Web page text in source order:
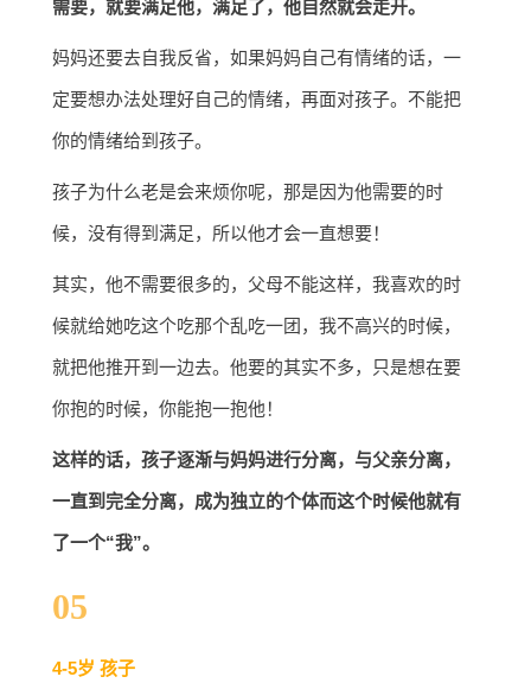
需要，就要满足他，满足了，他自然就会走开。
妈妈还要去自我反省，如果妈妈自己有情绪的话，一
定要想办法处理好自己的情绪，再面对孩子。不能把
你的情绪给到孩子。
孩子为什么老是会来烦你呢，那是因为他需要的时
候，没有得到满足，所以他才会一直想要！
其实，他不需要很多的，父母不能这样，我喜欢的时
候就给她吃这个吃那个乱吃一团，我不高兴的时候，
就把他推开到一边去。他要的其实不多，只是想在要
你抱的时候，你能抱一抱他！
这样的话，孩子逐渐与妈妈进行分离，与父亲分离，
一直到完全分离，成为独立的个体而这个时候他就有
了一个“我”。
05
4-5岁 孩子